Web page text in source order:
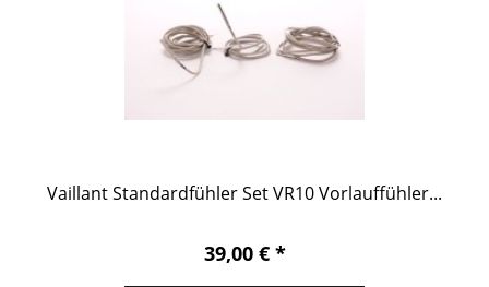
Vaillant Standardfühler Set VR10 Vorlauffühler...
39,00 € *